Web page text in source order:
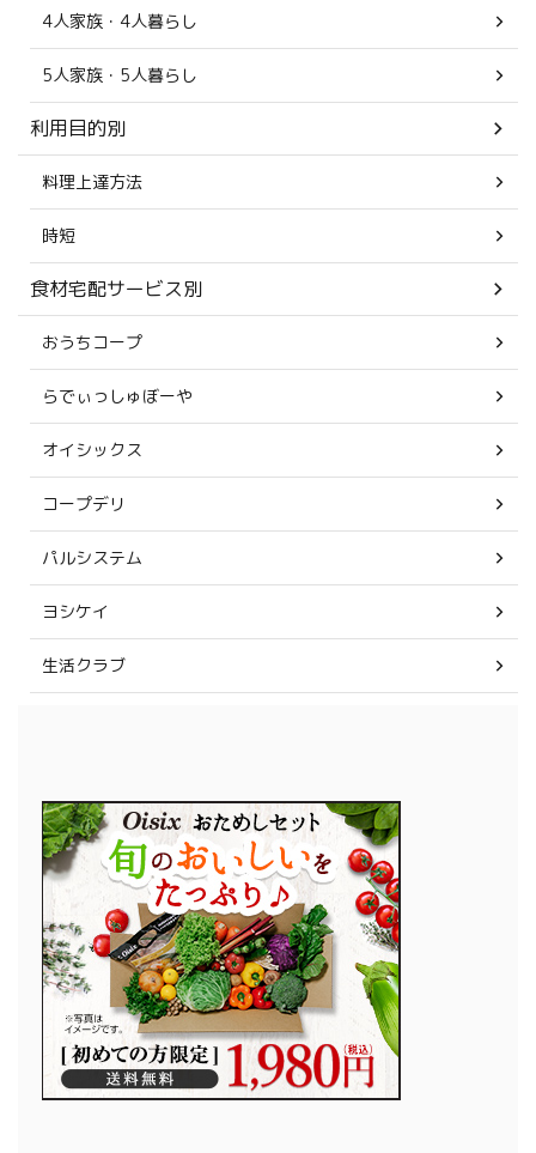
4人家族・4人暮らし
5人家族・5人暮らし
利用目的別
料理上達方法
時短
食材宅配サービス別
おうちコープ
らでぃっしゅぼーや
オイシックス
コープデリ
パルシステム
ヨシケイ
生活クラブ